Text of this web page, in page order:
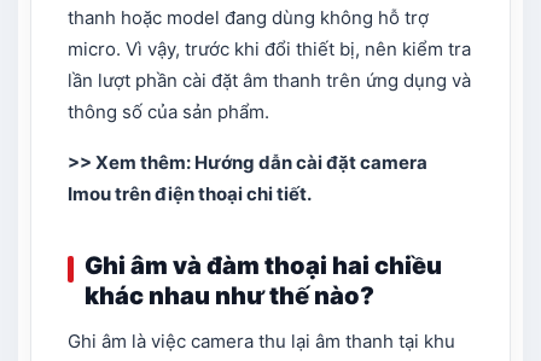
thanh hoặc model đang dùng không hỗ trợ
micro. Vì vậy, trước khi đổi thiết bị, nên kiểm tra
lần lượt phần cài đặt âm thanh trên ứng dụng và
thông số của sản phẩm.
>> Xem thêm: Hướng dẫn cài đặt camera
Imou trên điện thoại chi tiết.
Ghi âm và đàm thoại hai chiều
khác nhau như thế nào?
Ghi âm là việc camera thu lại âm thanh tại khu